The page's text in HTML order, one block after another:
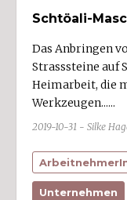
Au
Bartholomäberg
Bezau (1)
Bildstein (2)
Bludenz (14)
Bludesch (4)
Schtöali-
Das Anbringen
Strasssteine auf
Heimarbeit, die
Werkzeugen......
2019-10-31 - Silke
Unternehmen